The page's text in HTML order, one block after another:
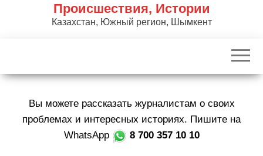
к
р
Происшествия, Истории
Казахстан, Южный регион, Шымкент
Вы можете рассказать журналистам о своих
проблемах и интересных историях. Пишите на
WhatsApp
8 700 357 10 10